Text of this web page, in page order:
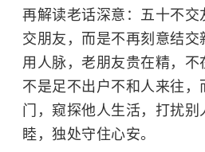
再解读老话深意：五十不交
交朋友，而是不再刻意结
用人脉，老朋友贵在精，不
不是足不出户不和人来往，
门，窥探他人生活，打扰别
睦，独处守住心安。